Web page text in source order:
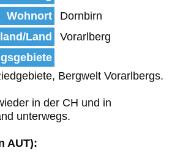
Wohnort
Dornbirn
Land
Vorarlberg
Bergwelt Vorarlbergs.
in der CH und in
unterwegs.
AUT):